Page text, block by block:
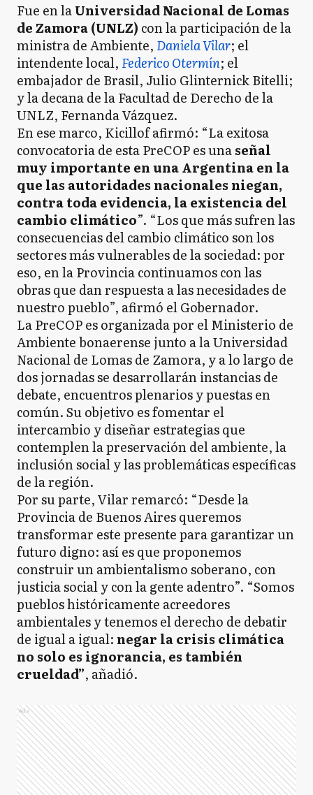
Fue en laUniversidad Nacional de Lomas
de Zamora (UNLZ) con la participación de la
ministra de Ambiente, Daniela Vilar; el
intendente local, Federico Otermín; el
embajador de Brasil, Julio Glinternick Bitelli;
y la decana de la Facultad de Derecho de la
UNLZ, Fernanda Vázquez.
En ese marco, Kicillof afirmó: “La exitosa
convocatoria de esta PreCOP es unaseñal
muy importante en una Argentina en la
que las autoridades nacionales niegan,
contra toda evidencia, la existencia del
cambio climático”. “Los que más sufren las
consecuencias del cambio climático son los
sectores más vulnerables de la sociedad: por
eso, en la Provincia continuamos con las
obras que dan respuesta a las necesidades de
nuestro pueblo”, afirmó el Gobernador.
La PreCOP es organizada por el Ministerio de
Ambiente bonaerense junto a la Universidad
Nacional de Lomas de Zamora, y a lo largo de
dos jornadas se desarrollarán instancias de
debate, encuentros plenarios y puestas en
común. Su objetivo es fomentar el
intercambio y diseñar estrategias que
contemplen la preservación del ambiente, la
inclusión social y las problemáticas específicas
de la región.
Por su parte, Vilar remarcó: “Desde la
Provincia de Buenos Aires queremos
transformar este presente para garantizar un
futuro digno: así es que proponemos
construir un ambientalismo soberano, con
justicia social y con la gente adentro”. “Somos
pueblos históricamente acreedores
ambientales y tenemos el derecho de debatir
de igual a igual: negar la crisis climática
no solo es ignorancia, es también
crueldad”, añadió.
Ads